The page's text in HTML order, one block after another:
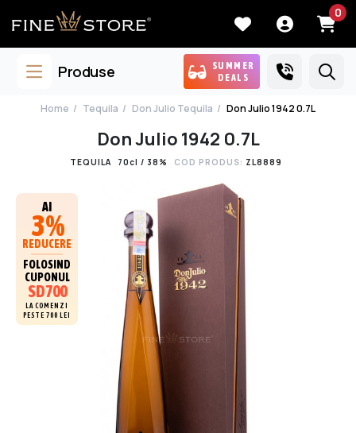
0
Produse
SUMMER
DEALS
Home Tequila Don Julio Tequila Don Julio 1942 0.7L
Don Julio 1942 0.7L
TEQUILA 70cl / 38% COD PRODUS: ZL8889
AI
3%
REDUCERE
FOLOSIND
CUPONUL
SD700
LA COMENZI
PESTE 700 LEI